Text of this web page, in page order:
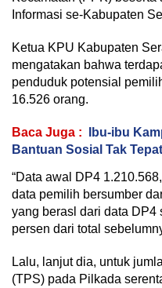
Informasi se-Kabupaten
Ketua KPU Kabupaten
mengatakan bahwa
penduduk potensial
16.526 orang.
Baca Juga :
Ibu-ibu
Bantuan Sosial Tak
“Data awal DP4
data pemilih bersumber
yang berasl dari data DP4
persen dari total
Lalu, lanjut dia, untuk
(TPS) pada Pilkada